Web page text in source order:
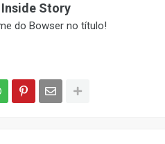
Story
do Bowser no título!